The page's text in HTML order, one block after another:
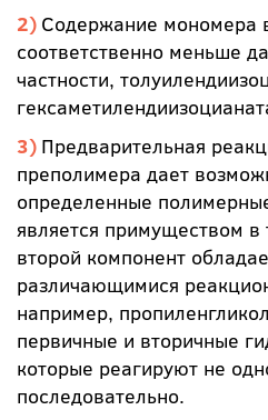
Содержание мономера
соответственно меньше
частности,
Предварительная
преполимера дает
определенные
является примуществом в
второй компонент
различающимися
например,
первичные и вторичные
которые реагируют не
последовательно.